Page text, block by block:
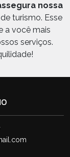
nossa
turismo. Esse
a você mais
serviços.